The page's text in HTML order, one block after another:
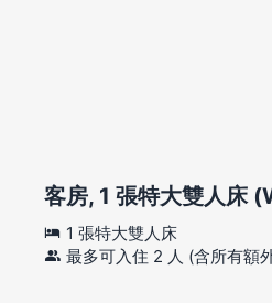
客房, 1 張特大雙人床
1 張特大雙人床
最多可入住 2 人 (含所有額